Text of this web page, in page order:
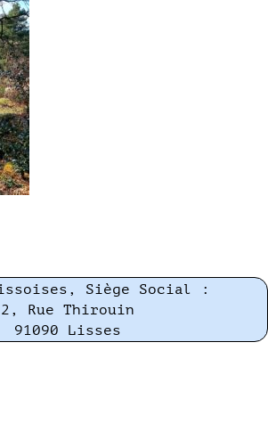
Siège Social :
2, Rue Thirouin
91090 Lisses